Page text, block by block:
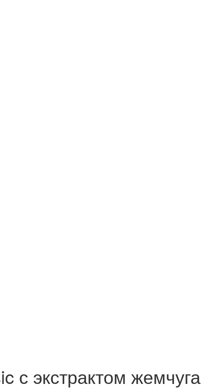
с экстрактом